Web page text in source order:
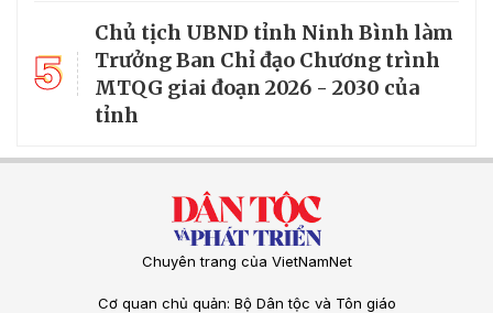
5
Chủ tịch UBND tỉnh Ninh Bình làm
Trưởng Ban Chỉ đạo Chương trình
MTQG giai đoạn 2026 - 2030 của
tỉnh
Chuyên trang của VietNamNet
Cơ quan chủ quản: Bộ Dân tộc và Tôn giáo